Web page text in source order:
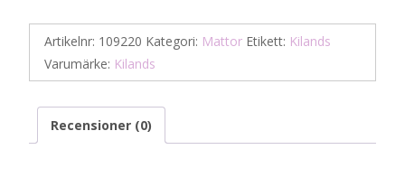
Artikelnr: 109220 Kategori: Mattor Etikett: Kilands
Varumärke: Kilands
Recensioner (0)